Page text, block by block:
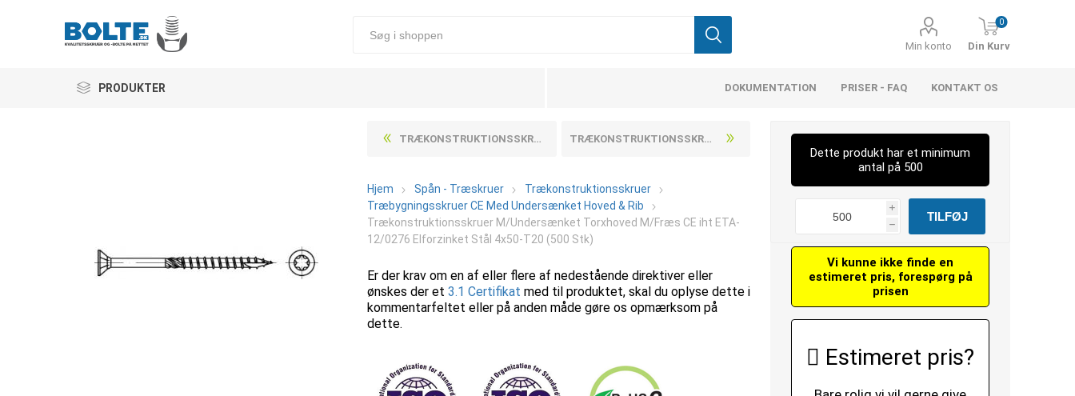
Min konto
0
Din Kurv
PRODUKTER DOKUMENTATION PRISER - FAQ KONTAKT OS
TRÆKONSTRUKTIONSSKRUER M/UNDERSÆNKET TORXHOVED M/FRÆS CE IHT ETA-12/0276 ELFORZINKET STÅL 4X45-T20 (500 STK) TRÆKONSTRUKTIONSSKRUER M/UNDERSÆNKET TORXHOVED M/FRÆS CE IHT ETA-12/0276 ELFORZINKET STÅL 4X60-T20 (200 STK)
Hjem Spån - Træskruer
Trækonstruktionsskruer
Træbygningsskruer CE Med Undersænket Hoved & Rib
Trækonstruktionsskruer M/Undersænket Torxhoved M/Fræs CE iht ETA-
12/0276 Elforzinket Stål 4x50-T20 (500 Stk)
Er der krav om en af eller flere af nedestående direktiver eller
ønskes der et3.1 Certifikat med til produktet, skal du oplyse dette i
kommentarfeltet eller på anden måde gøre os opmærksom på
dette.
Dette produkt har et minimum
antal på 500
i
h
Vi kunne ikke finde en
estimeret pris, forespørg på
prisen
Estimeret pris?